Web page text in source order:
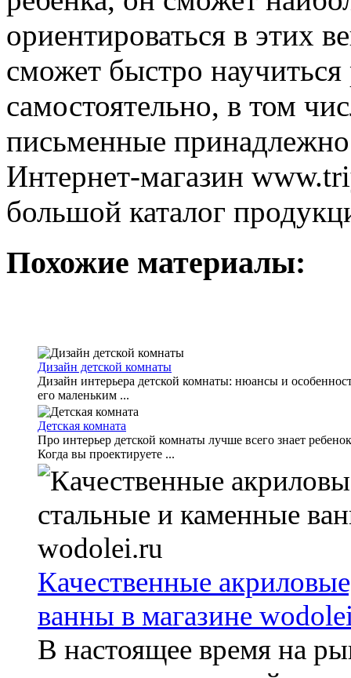
ориентироваться в этих
сможет быстро
самостоятельно, в том
письменные
Интернет-магазин
большой каталог
Похожие материалы:
Дизайн детской комнаты
Дизайн интерьера детской комнаты: нюансы и
его маленьким ...
Детская комната
Про интерьер детской комнаты лучше всего знает
Когда вы проектируете ...
Качественные
ванны в магазине
В настоящее время на